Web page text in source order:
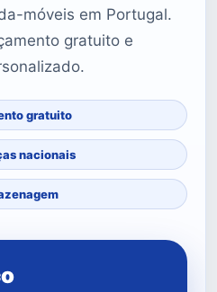
móveis em Portugal.
gratuito e
gratuito
nacionais